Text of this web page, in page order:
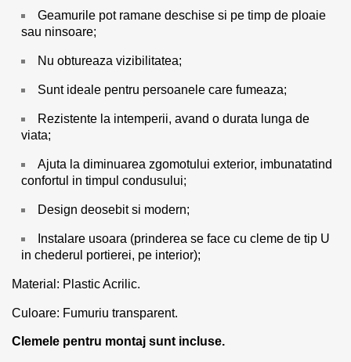
Geamurile pot ramane deschise si pe timp de ploaie
sau ninsoare;
Nu obtureaza vizibilitatea;
Sunt ideale pentru persoanele care fumeaza;
Rezistente la intemperii, avand o durata lunga de
viata;
Ajuta la diminuarea zgomotului exterior, imbunatatind
confortul in timpul condusului;
Design deosebit si modern;
Instalare usoara (prinderea se face cu cleme de tip U
in chederul portierei, pe interior);
Material: Plastic Acrilic.
Culoare: Fumuriu transparent.
Clemele pentru montaj sunt incluse.